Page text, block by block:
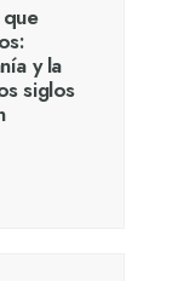
y la
siglos